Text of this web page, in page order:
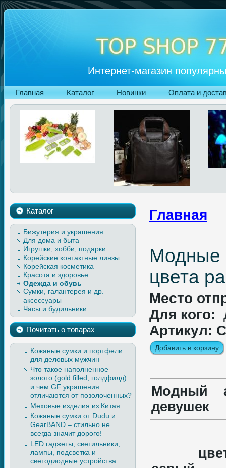
Интернет-магазин
Главная Каталог Новинки Оплата и
Каталог
Бижутерия и украшения
Для дома и быта
Игрушки, хобби, подарки
Корейские контактные линзы
Корейская косметика
Красота и здоровье
Одежда и обувь
Верхняя одежда, изделия из
кожи и меха
Легкая одежда
Обувь
Сумки, галантерея и др.
аксессуары
Часы и будильники
Почитать о товарах
Кожаные сумки и портфели
для деловых мужчин
Что такое наполненное
золото (gold filled, голдфилд)
и чем GF украшения
отличаются от позолоченных?
Меховые изделия из Китая
Кожаные сумки от Dudu и
GearBAND – cтильно не
всегда значит дорого!
LED гаджеты, светильники,
лампы, подсветка и
светодиодные устройства
Главная
Модные
цвета
Место
Для кого:
Артикул:
Модный
девушек